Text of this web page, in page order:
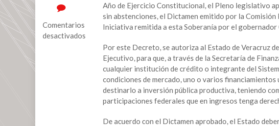
Comentarios
desactivados
Año de Ejercicio Constitucional, el Pleno legislativo
sin abstenciones, el Dictamen emitido por la
Iniciativa remitida a esta Soberanía por el gobernador
Por este Decreto, se autoriza al Estado de Veracruz
Ejecutivo, para que, a través de la Secretaría de
cualquier institución de crédito o integrante del
condiciones de mercado, uno o varios
destinarlo a inversión pública productiva, teniendo
participaciones federales que en ingresos tenga
De acuerdo con el Dictamen aprobado, el Estado